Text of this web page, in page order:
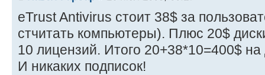
eTrust Antivirus стоит 38$ за
стчитать компьютеры). Плюс 20$
10 лицензий. Итого 20+38*10=400$
И никаких подписок!